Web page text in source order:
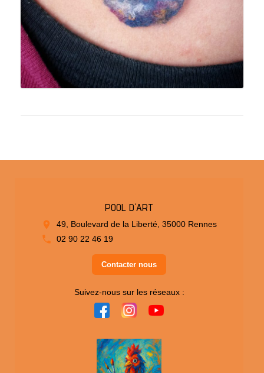
POOL D'ART
49, Boulevard de la Liberté, 35000 Rennes
02 90 22 46 19
Contacter nous
Suivez-nous sur les réseaux :